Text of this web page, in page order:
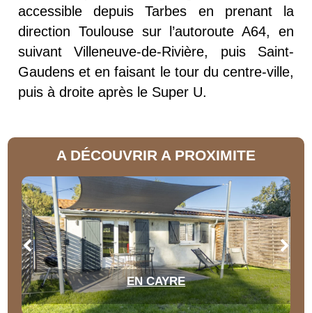
accessible depuis Tarbes en prenant la
direction Toulouse sur l’autoroute A64, en
suivant Villeneuve-de-Rivière, puis Saint-
Gaudens et en faisant le tour du centre-ville,
puis à droite après le Super U.
A DÉCOUVRIR A PROXIMITE
EN CAYRE